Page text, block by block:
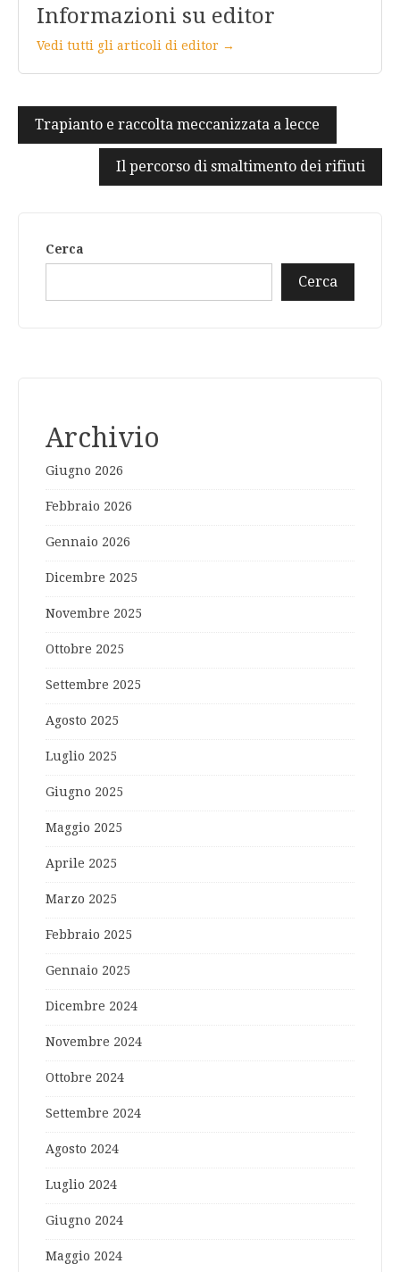
Informazioni su editor
Vedi tutti gli articoli di editor →
Navigazione
articoli
Trapianto e raccolta meccanizzata a lecce
Il percorso di smaltimento dei rifiuti
Cerca
Cerca
Archivio
Giugno 2026
Febbraio 2026
Gennaio 2026
Dicembre 2025
Novembre 2025
Ottobre 2025
Settembre 2025
Agosto 2025
Luglio 2025
Giugno 2025
Maggio 2025
Aprile 2025
Marzo 2025
Febbraio 2025
Gennaio 2025
Dicembre 2024
Novembre 2024
Ottobre 2024
Settembre 2024
Agosto 2024
Luglio 2024
Giugno 2024
Maggio 2024